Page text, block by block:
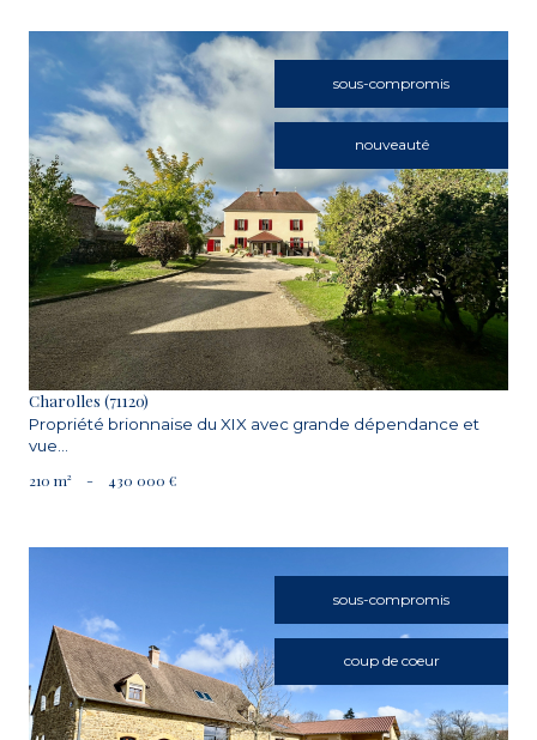
sous-compromis
nouveauté
VOIR LE BIEN
Charolles (71120)
Propriété brionnaise du XIX avec grande dépendance et
vue...
210 m²
- 430 000 €
sous-compromis
coup de coeur